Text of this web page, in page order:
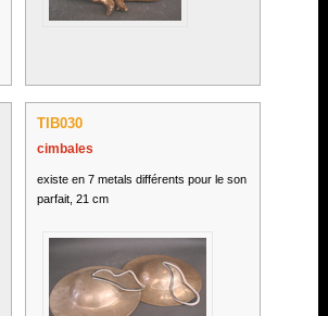
TIB030
cimbales
existe en 7 metals différents pour le son
parfait, 21 cm